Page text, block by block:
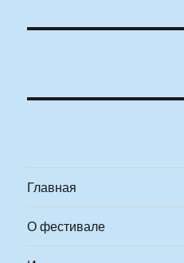
Главная
О фестивале